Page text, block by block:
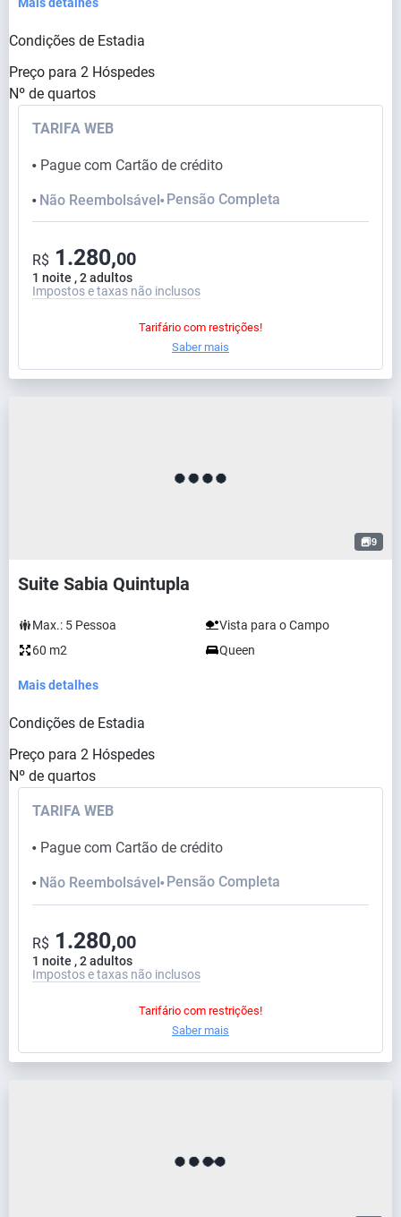
Condições de Estadia
Preço para 2 Hóspedes
Nº de quartos
TARIFA WEB
⬤ Pague com Cartão de crédito
⬤ Não Reembolsável ⬤ Pensão Completa
1 noite , 2 adultos
R$ 1.280,00
Impostos e taxas não inclusos
Tarifário com restrições!
Saber mais
9
Suite Sabia Quintupla
Max.: 5 Pessoa
Vista para o Campo
60 m2
Queen
Mais detalhes
Condições de Estadia
Preço para 2 Hóspedes
Nº de quartos
TARIFA WEB
⬤ Pague com Cartão de crédito
⬤ Não Reembolsável ⬤ Pensão Completa
1 noite , 2 adultos
R$ 1.280,00
Impostos e taxas não inclusos
Tarifário com restrições!
Saber mais